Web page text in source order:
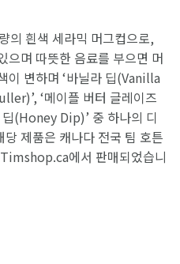
의 흰색 세라믹 머그컵으로,
으며 따뜻한 음료를 부으면 머
이 변하며 ‘바닐라 딥(Vanilla
‘메이플 버터 글레이즈
(Honey Dip)’ 중 하나의 디
제품은 캐나다 전국 팀 호튼
에서 판매되었습니